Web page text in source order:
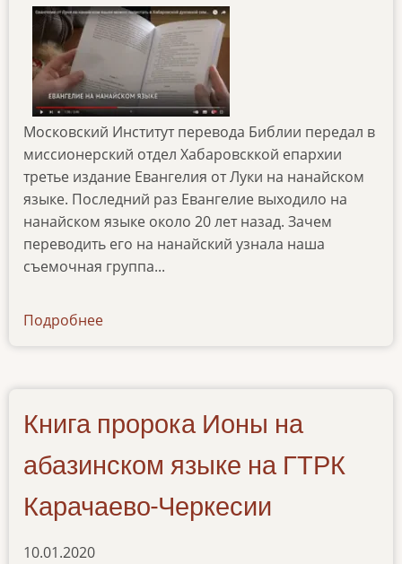
Московский Институт перевода Библии передал в
миссионерский отдел Хабаровсккой епархии
третье издание Евангелия от Луки на нанайском
языке. Последний раз Евангелие выходило на
нанайском языке около 20 лет назад. Зачем
переводить его на нанайский узнала наша
съемочная группа...
Подробнее
02022022
Книга пророка Ионы на
абазинском языке на ГТРК
Карачаево-Черкесии
10.01.2020